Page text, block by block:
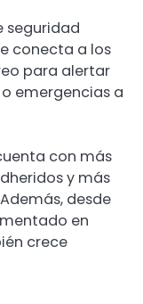
seguridad
conecta a los
para alertar
emergencias a
con más
y más
desde
en
crece